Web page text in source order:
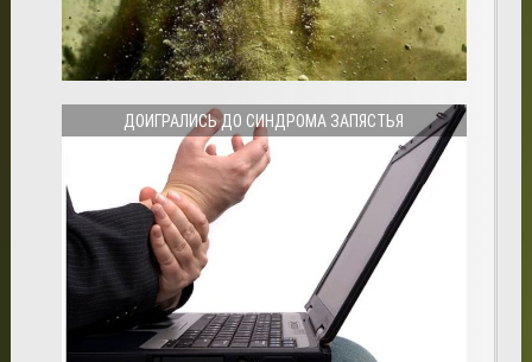
ДОИГРАЛИСЬ ДО СИНДРОМА ЗАПЯСТЬЯ